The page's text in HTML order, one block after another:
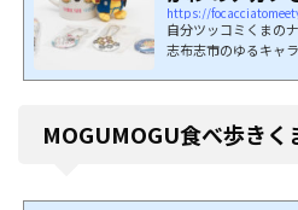
しまる...
https://
自分ツッコミくまの
志布志市のゆるキャ
MOGUMOGU食べ歩きく